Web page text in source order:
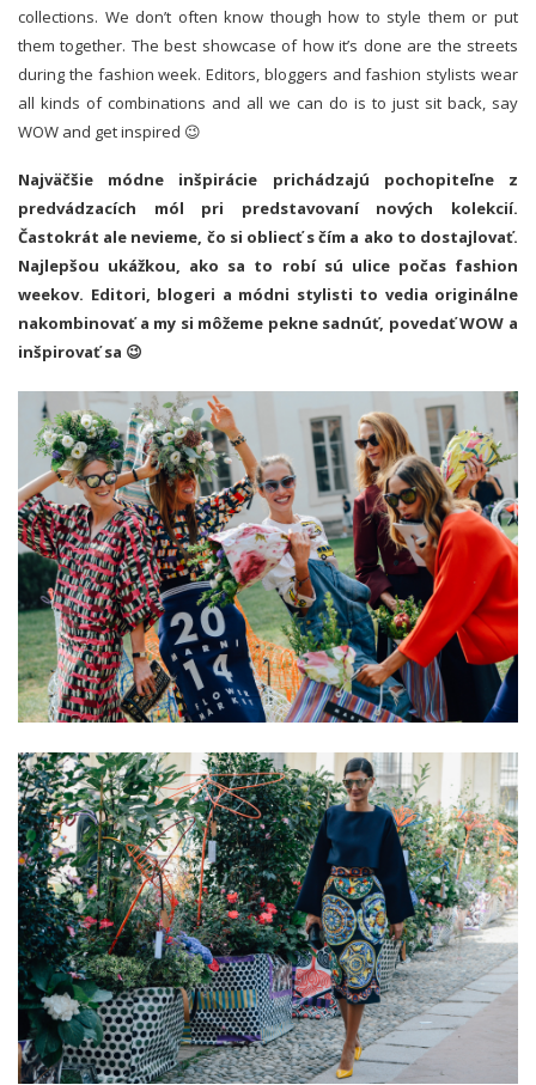
collections. We don’t often know though how to style them or put
them together. The best showcase of how it’s done are the streets
during the fashion week. Editors, bloggers and fashion stylists wear
all kinds of combinations and all we can do is to just sit back, say
WOW and get inspired 😉
Najväčšie módne inšpirácie prichádzajú pochopiteľne z
predvádzacích mól pri predstavovaní nových kolekcií.
Častokrát ale nevieme, čo si obliecť s čím a ako to dostajlovať.
Najlepšou ukážkou, ako sa to robí sú ulice počas fashion
weekov. Editori, blogeri a módni stylisti to vedia originálne
nakombinovať a my si môžeme pekne sadnúť, povedať WOW a
inšpirovať sa 😉